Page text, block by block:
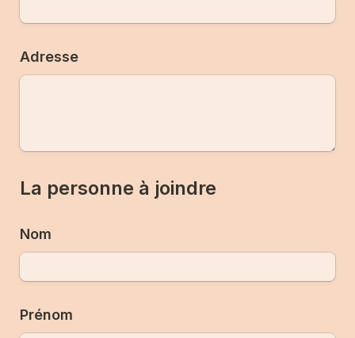
Adresse
La personne à joindre
Nom
Prénom